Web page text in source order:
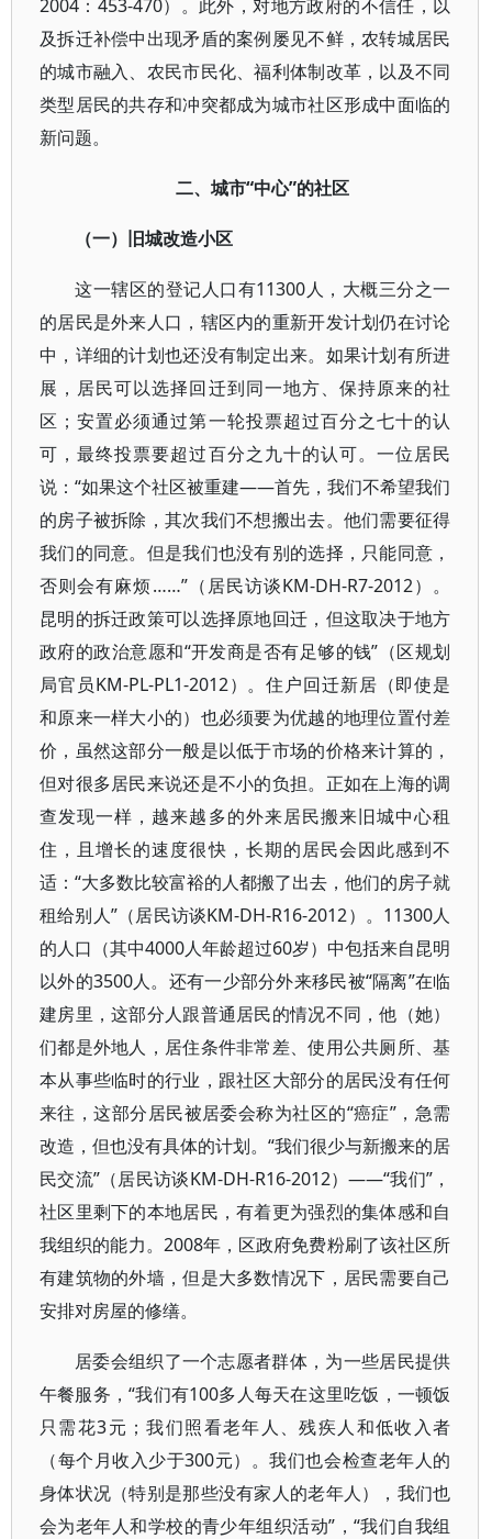
2004：453-470）。此外，对地方政府的不信任，以
及拆迁补偿中出现矛盾的案例屡见不鲜，农转城居民
的城市融入、农民市民化、福利体制改革，以及不同
类型居民的共存和冲突都成为城市社区形成中面临的
新问题。
二、城市“中心”的社区
（一）旧城改造小区
这一辖区的登记人口有11300人，大概三分之一
的居民是外来人口，辖区内的重新开发计划仍在讨论
中，详细的计划也还没有制定出来。如果计划有所进
展，居民可以选择回迁到同一地方、保持原来的社
区；安置必须通过第一轮投票超过百分之七十的认
可，最终投票要超过百分之九十的认可。一位居民
说：“如果这个社区被重建——首先，我们不希望我们
的房子被拆除，其次我们不想搬出去。他们需要征得
我们的同意。但是我们也没有别的选择，只能同意，
否则会有麻烦……”（居民访谈KM-DH-R7-2012）。
昆明的拆迁政策可以选择原地回迁，但这取决于地方
政府的政治意愿和“开发商是否有足够的钱”（区规划
局官员KM-PL-PL1-2012）。住户回迁新居（即使是
和原来一样大小的）也必须要为优越的地理位置付差
价，虽然这部分一般是以低于市场的价格来计算的，
但对很多居民来说还是不小的负担。正如在上海的调
查发现一样，越来越多的外来居民搬来旧城中心租
住，且增长的速度很快，长期的居民会因此感到不
适：“大多数比较富裕的人都搬了出去，他们的房子就
租给别人”（居民访谈KM-DH-R16-2012）。11300人
的人口（其中4000人年龄超过60岁）中包括来自昆明
以外的3500人。还有一少部分外来移民被“隔离”在临
建房里，这部分人跟普通居民的情况不同，他（她）
们都是外地人，居住条件非常差、使用公共厕所、基
本从事些临时的行业，跟社区大部分的居民没有任何
来往，这部分居民被居委会称为社区的“癌症”，急需
改造，但也没有具体的计划。“我们很少与新搬来的居
民交流”（居民访谈KM-DH-R16-2012）——“我们”，
社区里剩下的本地居民，有着更为强烈的集体感和自
我组织的能力。2008年，区政府免费粉刷了该社区所
有建筑物的外墙，但是大多数情况下，居民需要自己
安排对房屋的修缮。
居委会组织了一个志愿者群体，为一些居民提供
午餐服务，“我们有100多人每天在这里吃饭，一顿饭
只需花3元；我们照看老年人、残疾人和低收入者
（每个月收入少于300元）。我们也会检查老年人的
身体状况（特别是那些没有家人的老年人），我们也
会为老年人和学校的青少年组织活动”，“我们自我组